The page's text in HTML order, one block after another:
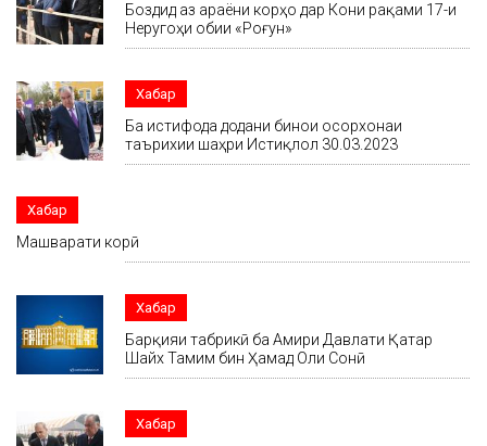
Боздид аз ҷараёни корҳо дар Кони рақами 17-и
Неругоҳи обии «Роғун»
Хабар
Ба истифода додани бинои осорхонаи
таърихии шаҳри Истиқлол 30.03.2023
Хабар
Машварати корӣ
Хабар
Барқияи табрикӣ ба Амири Давлати Қатар
Шайх Тамим бин Ҳамад Оли Сонӣ
Хабар